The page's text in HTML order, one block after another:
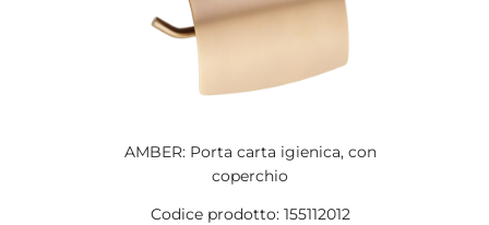
AMBER: Porta carta igienica, con
coperchio
Codice prodotto: 155112012